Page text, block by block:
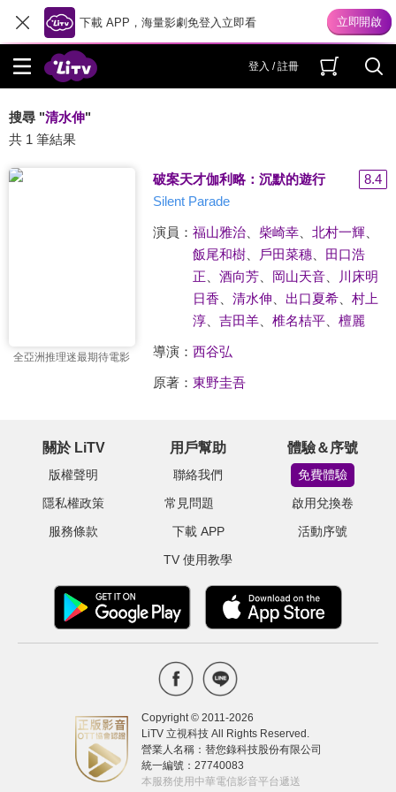
下載 APP，海量影劇免登入立即看
登入 / 註冊
搜尋 "清水伸"
共 1 筆結果
全亞洲推理迷最期待電影
破案天才伽利略：沉默的遊行
8.4
Silent Parade
演員： 福山雅治、 柴崎幸、 北村一輝、
飯尾和樹、 戶田菜穗、 田口浩
正
酒向芳、 岡山天音、
川床明
日香
清水伸 出口夏希、 村上
淳、 吉田羊、 椎名桔平、 檀麗
導演： 西谷弘
原著： 東野圭吾
關於 LiTV
版權聲明
隱私權政策
服務條款
用戶幫助
聯絡我們
常見問題
下載 APP
TV 使用教學
體驗＆序號
免費體驗
啟用兌換卷
活動序號
Copyright © 2011-2026
LiTV 立視科技 All Rights Reserved.
營業人名稱：替您錄科技股份有限公司
統一編號：27740083
本服務使用中華電信影音平台遞送